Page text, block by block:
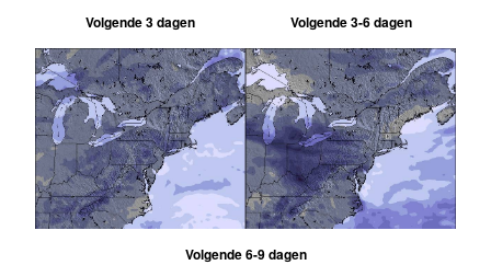
Volgende 3 dagen Volgende 3-6 dagen
Volgende 6-9 dagen